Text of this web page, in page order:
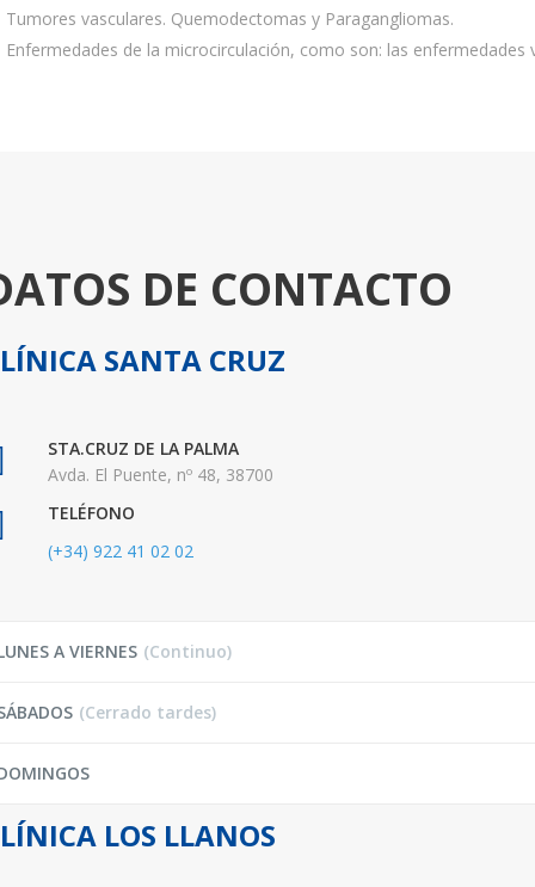
Tumores vasculares. Quemodectomas y Paragangliomas.
Enfermedades de la microcirculación, como son: las enfermedades
DE CONTACTO
SANTA CRUZ
STA.CRUZ DE LA PALMA
Avda. El Puente, nº 48, 38700
TELÉFONO
(+34) 922 41 02 02
A VIERNES (Continuo)
(Cerrado tardes)
LOS LLANOS